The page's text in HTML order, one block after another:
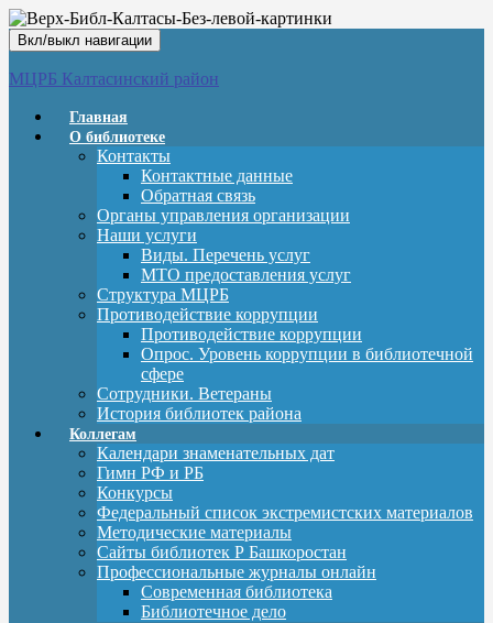
Вкл/выкл навигации
МЦРБ Калтасинский район
Главная
О библиотеке
Контакты
Контактные данные
Обратная связь
Органы управления организации
Наши услуги
Виды. Перечень услуг
МТО предоставления услуг
Структура МЦРБ
Противодействие коррупции
Противодействие коррупции
Опрос. Уровень коррупции в библиотечной
сфере
Сотрудники. Ветераны
История библиотек района
Коллегам
Календари знаменательных дат
Гимн РФ и РБ
Конкурсы
Федеральный список экстремистских материалов
Методические материалы
Сайты библиотек Р Башкоростан
Профессиональные журналы онлайн
Современная библиотека
Библиотечное дело